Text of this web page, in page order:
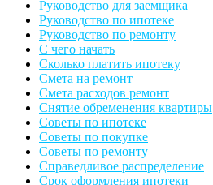
Руководство для заемщика
Руководство по ипотеке
Руководство по ремонту
С чего начать
Сколько платить ипотеку
Смета на ремонт
Смета расходов ремонт
Снятие обременения квартиры
Советы по ипотеке
Советы по покупке
Советы по ремонту
Справедливое распределение
Срок оформления ипотеки